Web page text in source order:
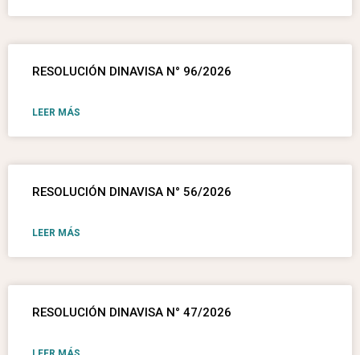
RESOLUCIÓN DINAVISA N° 96/2026
LEER MÁS
RESOLUCIÓN DINAVISA N° 56/2026
LEER MÁS
RESOLUCIÓN DINAVISA N° 47/2026